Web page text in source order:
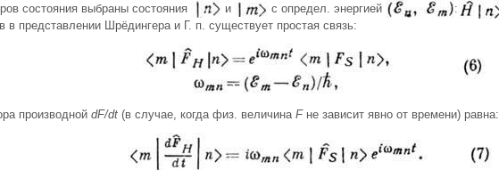
состояния выбраны состояния и с определ. энергией :
в представлении Шрёдингера и Г. п. существует простая связь:
производной dF/dt (в случае, когда физ. величина Fне зависит явно от времени) равна: